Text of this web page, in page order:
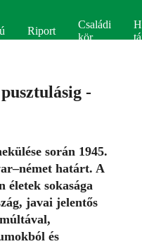
Riport
Családi
kör
-
során 1945.
határt. A
életek sokasága
javai jelentős
és